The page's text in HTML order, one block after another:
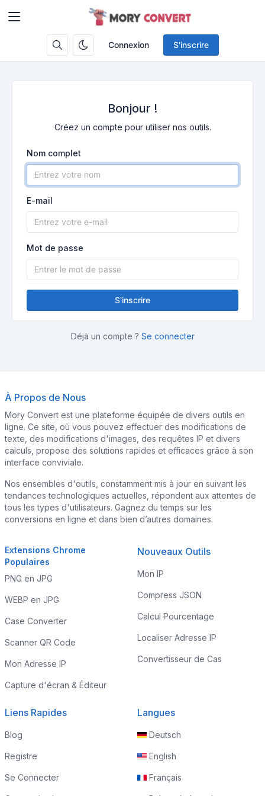
Connexion S'inscrire
Bonjour !
Créez un compte pour utiliser nos outils.
Nom complet
E-mail
Mot de passe
S'inscrire
Déjà un compte ? Se connecter
À Propos de Nous
Mory Convert est une plateforme équipée de divers outils en
ligne. Ce site, où vous pouvez effectuer des modifications de
texte, des modifications d'images, des requêtes IP et divers
calculs, propose des solutions rapides et efficaces grâce à son
interface conviviale.
Nos ensembles d'outils, constamment mis à jour en suivant les
tendances technologiques actuelles, répondent aux attentes de
tous les types d'utilisateurs. Gagnez du temps sur les
conversions en ligne et dans bien d’autres domaines.
Extensions Chrome
Populaires
PNG en JPG
WEBP en JPG
Case Converter
Scanner QR Code
Mon Adresse IP
Capture d'écran & Éditeur
Nouveaux Outils
Mon IP
Compress JSON
Calcul Pourcentage
Localiser Adresse IP
Convertisseur de Cas
Liens Rapides
Blog
Registre
Se Connecter
Langues
Deutsch
English
Français